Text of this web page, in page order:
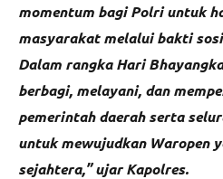
momentum bagi Polri untuk
masyarakat melalui bakti
Dalam rangka Hari
berbagi, melayani, dan
pemerintah daerah serta
untuk mewujudkan Waropen
sejahtera,” ujar Kapolres.